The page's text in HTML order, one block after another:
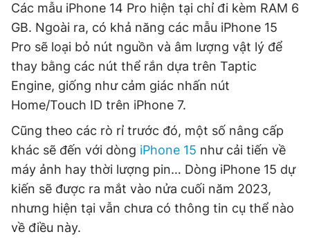
Các mẫu iPhone 14 Pro hiện tại chỉ đi kèm RAM 6
GB. Ngoài ra, có khả năng các mẫu iPhone 15
Pro sẽ loại bỏ nút nguồn và âm lượng vật lý để
thay bằng các nút thể rắn dựa trên Taptic
Engine, giống như cảm giác nhấn nút
Home/Touch ID trên iPhone 7.
Cũng theo các rò rỉ trước đó, một số nâng cấp
khác sẽ đến với dòng iPhone 15 như cải tiến về
máy ảnh hay thời lượng pin… Dòng iPhone 15 dự
kiến sẽ được ra mắt vào nửa cuối năm 2023,
nhưng hiện tại vẫn chưa có thông tin cụ thể nào
về điều này.